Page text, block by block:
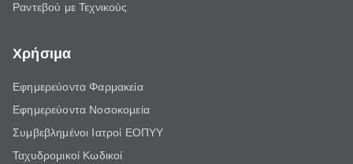
Ραντεβού με Τεχνικούς
Χρήσιμα
Εφημερεύοντα Φαρμακεία
Εφημερεύοντα Νοσοκομεία
Συμβεβλημένοι Ιατροί ΕΟΠΥΥ
Ταχυδρομικοί Κωδικοί